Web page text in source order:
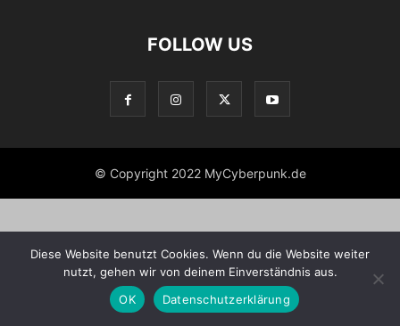
FOLLOW US
© Copyright 2022 MyCyberpunk.de
Diese Website benutzt Cookies. Wenn du die Website weiter
nutzt, gehen wir von deinem Einverständnis aus.
OK
Datenschutzerklärung